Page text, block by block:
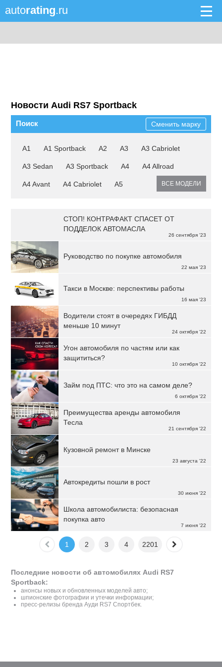
autorating.ru
Новости Audi RS7 Sportback
Поиск Сменить марку
A1 A1 Sportback A2 A3 A3 Cabriolet
A3 Sedan A3 Sportback A4 A4 Allroad
A4 Avant A4 Cabriolet A5 ВСЕ МОДЕЛИ
26 сентября '23
СТОП! КОНТРАФАКТ СПАСЕТ ОТ
ПОДДЕЛОК АВТОМАСЛА
22 мая '23
Руководство по покупке автомобиля
16 мая '23
Такси в Москве: перспективы работы
24 октября '22
Водители стоят в очередях ГИБДД
меньше 10 минут
10 октября '22
Угон автомобиля по частям или как
защититься?
6 октября '22
Займ под ПТС: что это на самом деле?
21 сентября '22
Преимущества аренды автомобиля
Тесла
23 августа '22
Кузовной ремонт в Минске
30 июня '22
Автокредиты пошли в рост
7 июня '22
Школа автомобилиста: безопасная
покупка авто
1 2 3 4 2201
Последние новости об автомобилях Audi RS7
Sportback:
анонсы новых и обновленных моделей авто;
шпионские фотографии и утечки информации;
пресс-релизы бренда Ауди RS7 Спортбек.